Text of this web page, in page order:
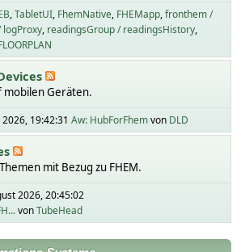
TabletUI FhemNative FHEMapp fronthem /
logProxy readingsGroup / readingsHistory
mobilen Geräten.
2026, 19:42:31 Aw: HubForFhemvon DLD
mit Bezug zu FHEM.
2026, 20:45:02
vonTubeHead